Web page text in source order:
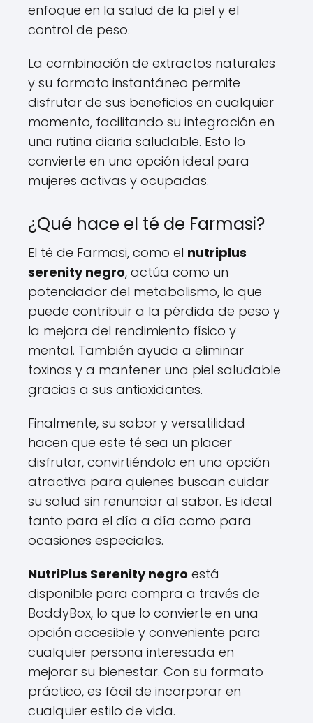
enfoque en la salud de la piel y el
control de peso.
La combinación de extractos naturales
y su formato instantáneo permite
disfrutar de sus beneficios en cualquier
momento, facilitando su integración en
una rutina diaria saludable. Esto lo
convierte en una opción ideal para
mujeres activas y ocupadas.
¿Qué hace el té de Farmasi?
El té de Farmasi, como el nutriplus
serenity negro, actúa como un
potenciador del metabolismo, lo que
puede contribuir a la pérdida de peso y
la mejora del rendimiento físico y
mental. También ayuda a eliminar
toxinas y a mantener una piel saludable
gracias a sus antioxidantes.
Finalmente, su sabor y versatilidad
hacen que este té sea un placer
disfrutar, convirtiéndolo en una opción
atractiva para quienes buscan cuidar
su salud sin renunciar al sabor. Es ideal
tanto para el día a día como para
ocasiones especiales.
NutriPlus Serenity negro está
disponible para compra a través de
BoddyBox, lo que lo convierte en una
opción accesible y conveniente para
cualquier persona interesada en
mejorar su bienestar. Con su formato
práctico, es fácil de incorporar en
cualquier estilo de vida.